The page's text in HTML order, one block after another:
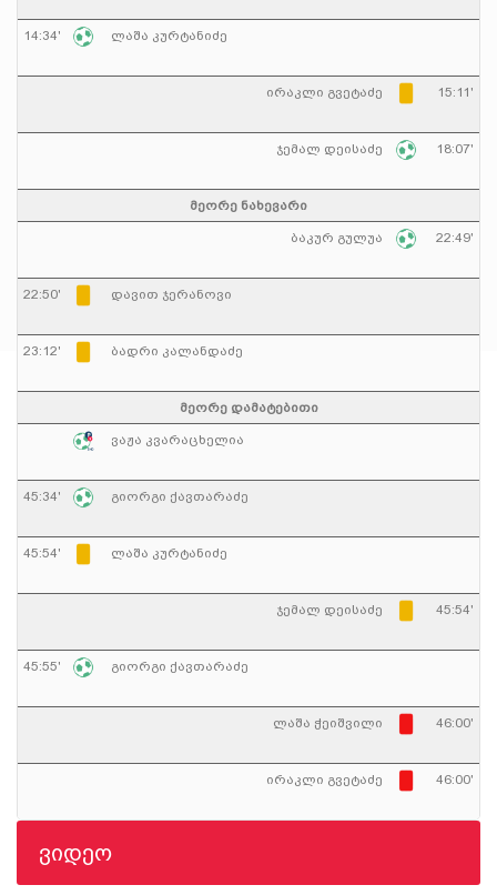
14:34' ლაშა კურტანიძე
ირაკლი გვეტაძე 15:11'
ჯემალ დეისაძე 18:07'
მეორე ნახევარი
ბაკურ გულუა 22:49'
22:50' დავით ჯერანოვი
23:12' ბადრი კალანდაძე
მეორე დამატებითი
ვაჟა კვარაცხელია
45:34' გიორგი ქავთარაძე
45:54' ლაშა კურტანიძე
ჯემალ დეისაძე 45:54'
45:55' გიორგი ქავთარაძე
ლაშა ჭეიშვილი 46:00'
ირაკლი გვეტაძე 46:00'
ვიდეო